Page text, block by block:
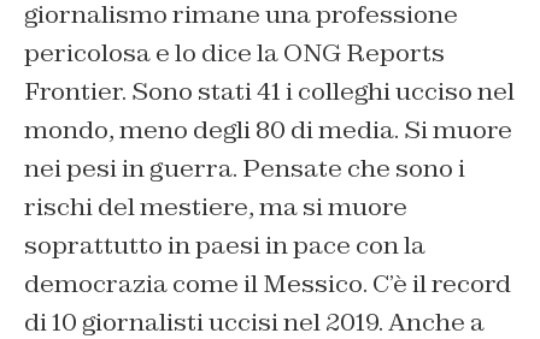
giornalismo rimane una professione
pericolosa e lo dice la ONG Reports
Frontier. Sono stati 41 i colleghi ucciso nel
mondo, meno degli 80 di media. Si muore
nei pesi in guerra. Pensate che sono i
rischi del mestiere, ma si muore
soprattutto in paesi in pace con la
democrazia come il Messico. C’è il record
di 10 giornalisti uccisi nel 2019. Anche a